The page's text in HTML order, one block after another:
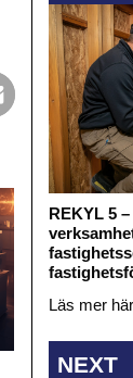
REKYL 5
Läs mer
NEXT